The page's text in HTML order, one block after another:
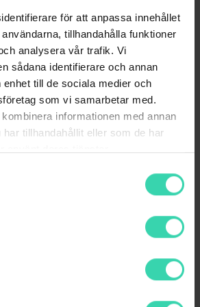
för att anpassa innehållet
tillhandahålla funktioner
analysera vår trafik. Vi
sådana identifierare och annan
enhet till de sociala medier och
som vi samarbetar med.
informationen med annan
tillhandahållit eller som de har
annans identitet är ett av de
i Sverige (enl.
Bedragaren använder då de
så som personnummer,
online, teckna abonnemang
övervakar dina
och larmar när
är ett effektivt sätt att bevaka
En annan plats bedragare
uppgifter är din brevlåda,
lås för att hindra att någon stjäl
kontakt med din bank!